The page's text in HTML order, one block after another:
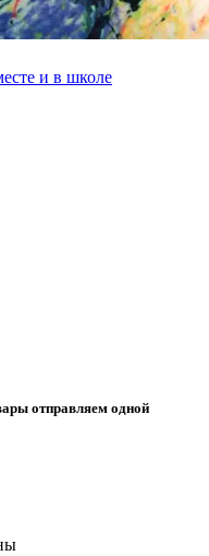
и в школе
отправляем одной